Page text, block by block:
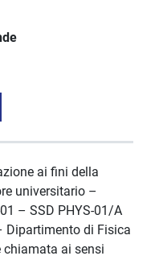
ai fini della
universitario –
– SSD PHYS-01/A
Dipartimento di Fisica
chiamata ai sensi